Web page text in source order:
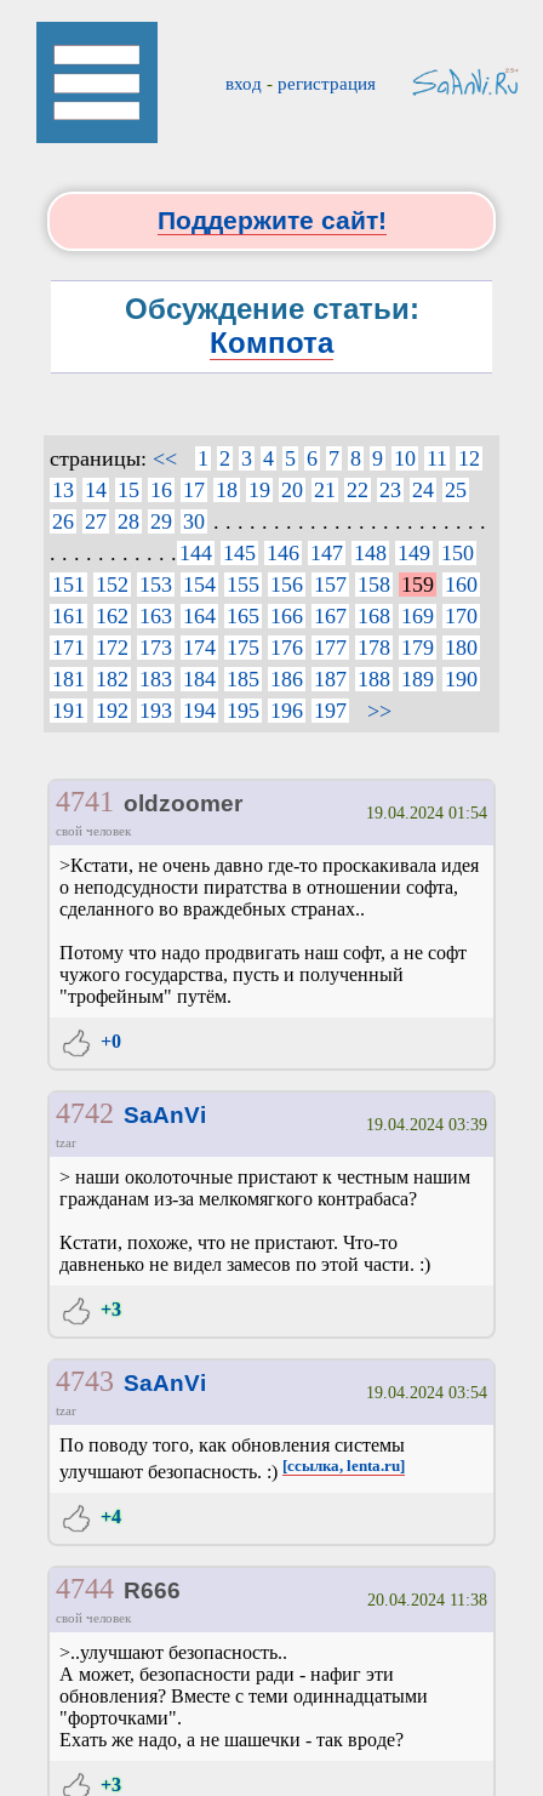
вход - регистрация
Поддержите сайт!
Обсуждение статьи:
Компота
страницы: << 1 2 3 4 5 6 7 8 9 10 11
12
13 14 15 16 17 18 19 20 21 22 23 24 25
26 27 28 29 30 . . . . . . . . . . . . . . . . . . . . . . .
. . . . . . . . . . . 144 145 146 147 148 149 150
151
152 153 154 155 156 157 158 159 160
161
162 163 164 165 166 167 168 169 170
171
172 173 174 175 176 177 178 179 180
181
182 183 184 185 186 187 188 189 190
191
192 193 194 195 196 197 >>
4741 oldzoomer
свой человек
19.04.2024 01:54
>Кстати, не очень давно где-то проскакивала идея
о неподсудности пиратства в отношении софта,
сделанного во враждебных странах..
Потому что надо продвигать наш софт, а не софт
чужого государства, пусть и полученный
"трофейным" путём.
+0
4742 SaAnVi
tzar
19.04.2024 03:39
> наши околоточные пристают к честным нашим
гражданам из-за мелкомягкого контрабаса?
Кстати, похоже, что не пристают. Что-то
давненько не видел замесов по этой части. :)
+3
4743 SaAnVi
tzar
19.04.2024 03:54
По поводу того, как обновления системы
улучшают безопасность. :) [ссылка, lenta.ru]
+4
4744 R666
свой человек
20.04.2024 11:38
>..улучшают безопасность..
А может, безопасности ради - нафиг эти
обновления? Вместе с теми одиннадцатыми
"форточками".
Ехать же надо, а не шашечки - так вроде?
+3